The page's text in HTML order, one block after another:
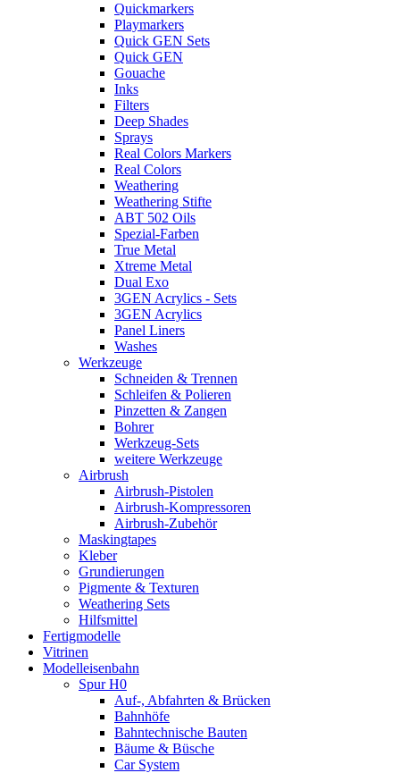
Quickmarkers
Playmarkers
Quick GEN Sets
Quick GEN
Gouache
Inks
Filters
Deep Shades
Sprays
Real Colors Markers
Real Colors
Weathering
Weathering Stifte
ABT 502 Oils
Spezial-Farben
True Metal
Xtreme Metal
Dual Exo
3GEN Acrylics - Sets
3GEN Acrylics
Panel Liners
Washes
Werkzeuge
Schneiden & Trennen
Schleifen & Polieren
Pinzetten & Zangen
Bohrer
Werkzeug-Sets
weitere Werkzeuge
Airbrush
Airbrush-Pistolen
Airbrush-Kompressoren
Airbrush-Zubehör
Maskingtapes
Kleber
Grundierungen
Pigmente & Texturen
Weathering Sets
Hilfsmittel
Fertigmodelle
Vitrinen
Modelleisenbahn
Spur H0
Auf-, Abfahrten & Brücken
Bahnhöfe
Bahntechnische Bauten
Bäume & Büsche
Car System